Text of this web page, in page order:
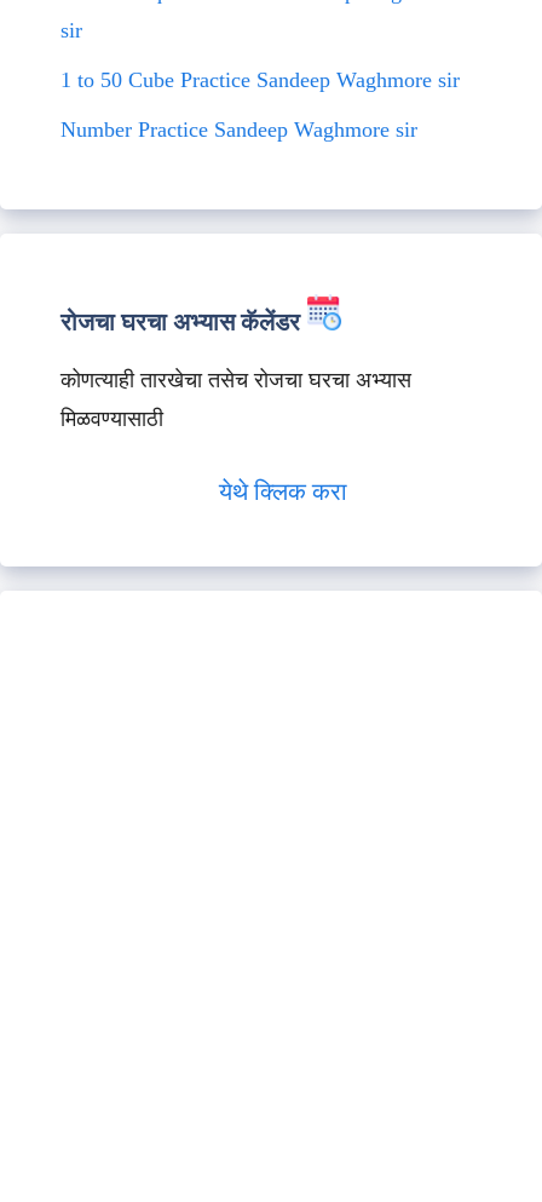
sir
1 to 50 Cube Practice Sandeep Waghmore sir
Number Practice Sandeep Waghmore sir
रोजचा घरचा अभ्यास कॅलेंडर
कोणत्याही तारखेचा तसेच रोजचा घरचा अभ्यास
मिळवण्यासाठी
येथे क्लिक करा